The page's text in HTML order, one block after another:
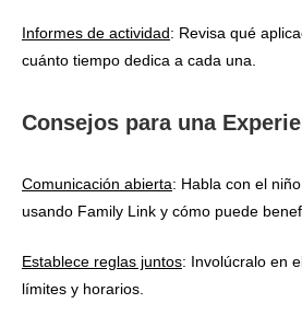
Informes de actividad: Revisa qué
cuánto tiempo dedica a cada una.
Consejos para una
Comunicación abierta: Habla con el
usando Family Link y cómo puede
Establece reglas juntos: Involúcralo en
límites y horarios.